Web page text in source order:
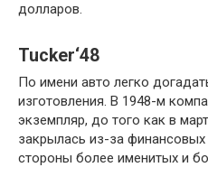
долларов.
Tucker‘48
По имени авто легко
изготовления. В 1948-м
экземпляр, до того как в
закрылась из-за
стороны более именитых и